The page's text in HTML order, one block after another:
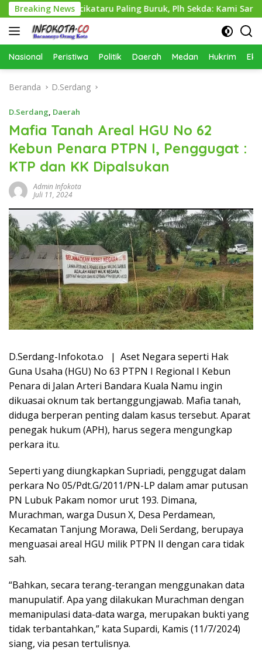
Langsung
ke
konten
Breaking News
Perkimcikataru Paling Buruk, Plh Sekda: Kami Sarankan
Nasional Peristiwa Politik Daerah Medan Hukrim
Beranda D.Serdang
D.Serdang, Daerah
Mafia Tanah Areal HGU No 62
Kebun Penara PTPN I, Penggugat :
KTP dan KK Dipalsukan
Admin Infokota
Juli 11, 2024
D.Serdang-Infokota.o | Aset Negara seperti Hak
Guna Usaha (HGU) No 63 PTPN I Regional I Kebun
Penara di Jalan Arteri Bandara Kuala Namu ingin
dikuasai oknum tak bertanggungjawab. Mafia tanah,
diduga berperan penting dalam kasus tersebut. Aparat
penegak hukum (APH), harus segera mengungkap
perkara itu.
Seperti yang diungkapkan Supriadi, penggugat dalam
perkara No 05/Pdt.G/2011/PN-LP dalam amar putusan
PN Lubuk Pakam nomor urut 193. Dimana,
Murachman, warga Dusun X, Desa Perdamean,
Kecamatan Tanjung Morawa, Deli Serdang, berupaya
menguasai areal HGU milik PTPN II dengan cara tidak
sah.
“Bahkan, secara terang-terangan menggunakan data
manupulatif. Apa yang dilakukan Murachman dengan
memanipulasi data-data warga, merupakan bukti yang
tidak terbantahkan,” kata Supardi, Kamis (11/7/2024)
siang, via pesan tertulisnya.